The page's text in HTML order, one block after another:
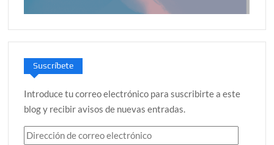
Suscríbete
Introduce tu correo electrónico para suscribirte a este
blog y recibir avisos de nuevas entradas.
Dirección